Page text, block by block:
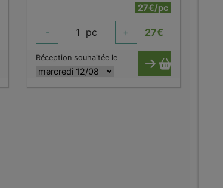
27€/pc
- 1 pc + 27€
Réception souhaitée le